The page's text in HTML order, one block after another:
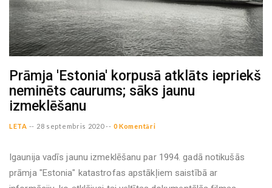
Prāmja 'Estonia' korpusā atklāts iepriekš
neminēts caurums; sāks jaunu
izmeklēšanu
LETA -- 28 septembris 2020 -- 0 Komentāri
Igaunija vadīs jaunu izmeklēšanu par 1994. gadā notikušās
prāmja "Estonia" katastrofas apstākļiem saistībā ar